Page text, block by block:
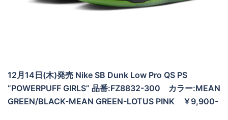
12月14日(木)発売 Nike SB Dunk Low Pro QS PS
”POWERPUFF GIRLS” 品番:FZ8832-300 カラー:MEAN
GREEN/BLACK-MEAN GREEN-LOTUS PINK ￥9,900-